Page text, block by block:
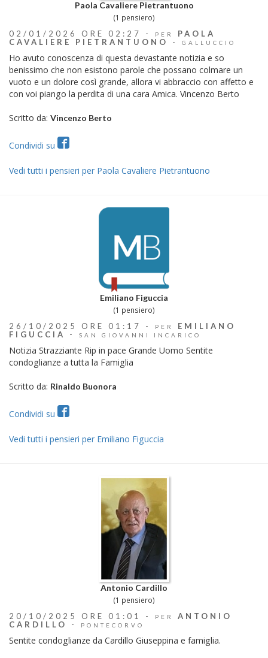
Paola Cavaliere Pietrantuono
(1 pensiero)
02/01/2026 ORE 02:27 - PER
PAOLA
CAVALIERE PIETRANTUONO
- GALLUCCIO
Ho avuto conoscenza di questa devastante notizia e so
benissimo che non esistono parole che possano colmare un
vuoto e un dolore così grande, allora vi abbraccio con affetto e
con voi piango la perdita di una cara Amica. Vincenzo Berto
Scritto da: Vincenzo Berto
Condividi su
Vedi tutti i pensieri per Paola Cavaliere Pietrantuono
Emiliano Figuccia
(1 pensiero)
26/10/2025 ORE 01:17 - PER
EMILIANO
FIGUCCIA
- SAN GIOVANNI INCARICO
Notizia Strazziante Rip in pace Grande Uomo Sentite
condoglianze a tutta la Famiglia
Scritto da: Rinaldo Buonora
Condividi su
Vedi tutti i pensieri per Emiliano Figuccia
Antonio Cardillo
(1 pensiero)
20/10/2025 ORE 01:01 - PER
ANTONIO
CARDILLO
- PONTECORVO
Sentite condoglianze da Cardillo Giuseppina e famiglia.